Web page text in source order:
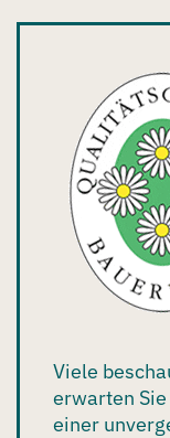
Viele
erwarten
einer